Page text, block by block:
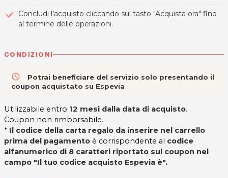
Concludi l’acquisto cliccando sul tasto "Acquista ora" fino
al termine delle operazioni.
CONDIZIONI
access_time
Potrai beneficiare del servizio solo presentando il
coupon acquistato su Espevia
Utilizzabile entro 12 mesi dalla data di acquisto.
Coupon non rimborsabile.
* Il codice della carta regalo da inserire nel carrello
prima del pagamento è corrispondente al codice
alfanumerico di 8 caratteri riportato sul coupon nel
campo "Il tuo codice acquisto Espevia è".